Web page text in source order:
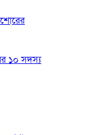
১০ সদস্য